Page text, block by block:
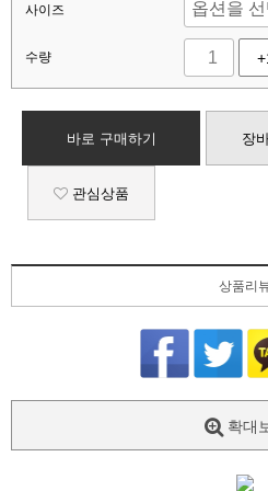
사이즈
수량
바로 구매하기 장
관심상품
상품리
확대